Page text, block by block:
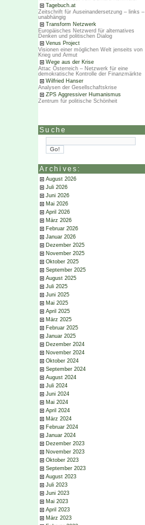
Tagebuch.at
Zeitschrift für Auseinandersetzung – links –
unabhängig
Transform Netzwerk
Europäisches Netzwerd für alternatives
Denken und politischen Dialog
Venus Project
Visionen einer möglichen Welt jenseits von
Krieg und Armut
Wege aus der Krise
Attac Österreich – Netzwerk für eine
demokratische Kontrolle der Finanzmärkte
Wilfried Hanser
Analysen der Gesellschaftskrise
ZPS Aggressiver Humanismus
Zentrum für politische Schönheit
Suche
Archives:
August 2026
Juli 2026
Juni 2026
Mai 2026
April 2026
März 2026
Februar 2026
Januar 2026
Dezember 2025
November 2025
Oktober 2025
September 2025
August 2025
Juli 2025
Juni 2025
Mai 2025
April 2025
März 2025
Februar 2025
Januar 2025
Dezember 2024
November 2024
Oktober 2024
September 2024
August 2024
Juli 2024
Juni 2024
Mai 2024
April 2024
März 2024
Februar 2024
Januar 2024
Dezember 2023
November 2023
Oktober 2023
September 2023
August 2023
Juli 2023
Juni 2023
Mai 2023
April 2023
März 2023